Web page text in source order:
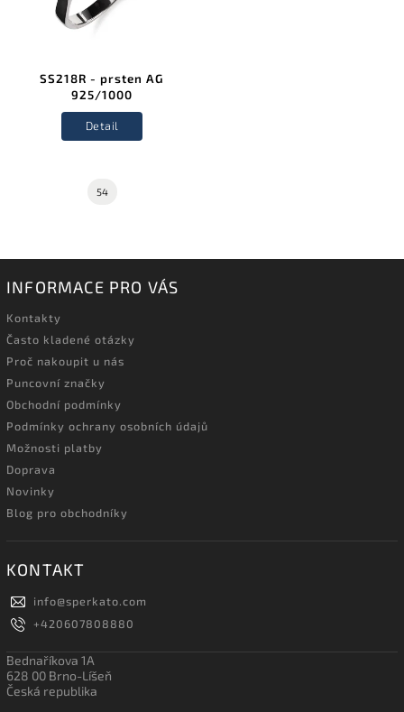
SS218R - prsten AG
925/1000
Detail
54
INFORMACE PRO VÁS
Kontakty
Často kladené otázky
Proč nakoupit u nás
Puncovní značky
Obchodní podmínky
Podmínky ochrany osobních údajů
Možnosti platby
Doprava
Novinky
Blog pro obchodníky
KONTAKT
info@sperkato.com
+420607808880
Bednaříkova 1A
628 00 Brno-Líšeň
Česká republika